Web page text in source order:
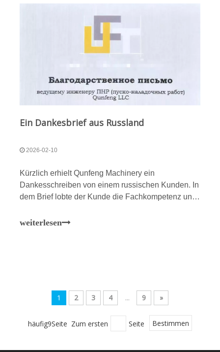
Ein Dankesbrief aus Russland
2026-02-10
Kürzlich erhielt Qunfeng Machinery ein
Dankesschreiben von einem russischen Kunden. In
dem Brief lobte der Kunde die Fachkompetenz und
von Qunfeng Machinery während der Installation
weiterlesen
1 2 3 4 ... 9 »
häufig9Seite Zum ersten Seite Bestimmen